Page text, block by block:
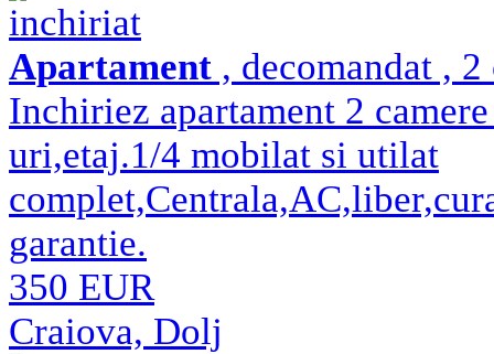
inchiriat
Apartament , decomandat ,
Inchiriez apartament 2
uri,etaj.1/4 mobilat si utilat
garantie.
350 EUR
Craiova, Dolj